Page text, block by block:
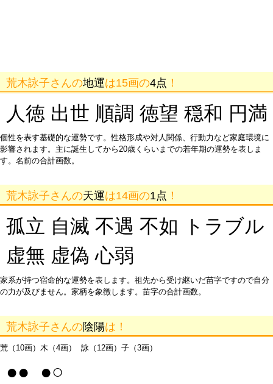
荒木詠子さんの地運は15画の4点 ！
人徳 出世 順調 徳望 穏和 円満
個性を表す基礎的な運勢です。性格形成や対人関係、行動力など家庭環境に
影響されます。主に誕生してから20歳くらいまでの若年期の運勢を表しま
す。名前の合計画数。
荒木詠子さんの天運は14画の1点 ！
孤立 自滅 不遇 不如 トラブル
虚無 虚偽 心弱
家系が持つ宿命的な運勢を表します。祖先から受け継いだ苗字ですので自分
の力が及びません。家柄を象徴します。苗字の合計画数。
荒木詠子さんの陰陽は！
荒（10画）木（4画） 詠（12画）子（3画）
●● ●○